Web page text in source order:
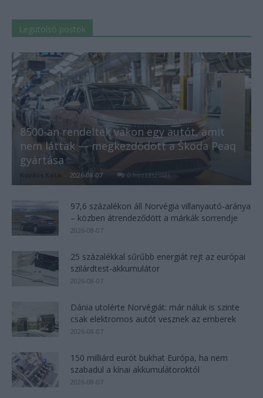
Legutolsó postok
8500-an rendeltek vakon egy autót, amit
nem láttak — megkezdődött a Škoda Peaq
gyártása
- 2026-08-07 0 hozzászólás
97,6 százalékon áll Norvégia villanyautó-aránya
– közben átrendeződött a márkák sorrendje
2026-08-07
25 százalékkal sűrűbb energiát rejt az európai
szilárdtest-akkumulátor
2026-08-07
Dánia utolérte Norvégiát: már náluk is szinte
csak elektromos autót vesznek az emberek
2026-08-07
150 milliárd eurót bukhat Európa, ha nem
szabadul a kínai akkumulátoroktól
2026-08-07